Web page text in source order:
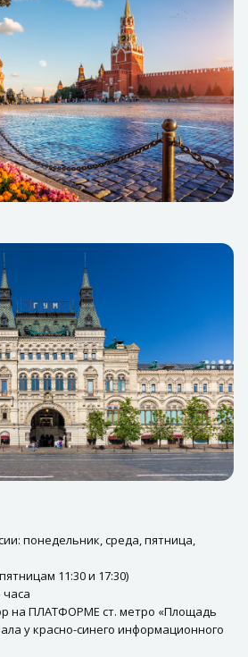
понедельник, среда, пятница,
11:30 и 17:30)
на ПЛАТФОРМЕ ст. метро «Площадь
у красно-синего информационного